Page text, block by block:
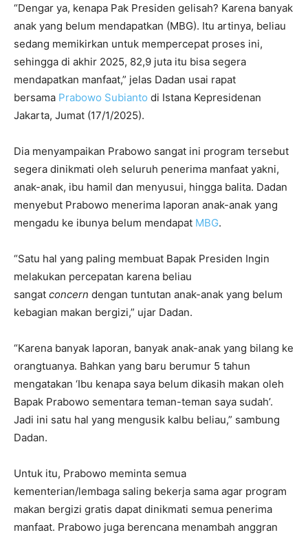
“Dengar ya, kenapa Pak Presiden gelisah? Karena banyak
anak yang belum mendapatkan (MBG). Itu artinya, beliau
sedang memikirkan untuk mempercepat proses ini,
sehingga di akhir 2025, 82,9 juta itu bisa segera
mendapatkan manfaat,” jelas Dadan usai rapat
bersama Prabowo Subianto di Istana Kepresidenan
Jakarta, Jumat (17/1/2025).
Dia menyampaikan Prabowo sangat ini program tersebut
segera dinikmati oleh seluruh penerima manfaat yakni,
anak-anak, ibu hamil dan menyusui, hingga balita. Dadan
menyebut Prabowo menerima laporan anak-anak yang
mengadu ke ibunya belum mendapat MBG.
“Satu hal yang paling membuat Bapak Presiden Ingin
melakukan percepatan karena beliau
sangat concern dengan tuntutan anak-anak yang belum
kebagian makan bergizi,” ujar Dadan.
“Karena banyak laporan, banyak anak-anak yang bilang ke
orangtuanya. Bahkan yang baru berumur 5 tahun
mengatakan ‘Ibu kenapa saya belum dikasih makan oleh
Bapak Prabowo sementara teman-teman saya sudah’.
Jadi ini satu hal yang mengusik kalbu beliau,” sambung
Dadan.
Untuk itu, Prabowo meminta semua
kementerian/lembaga saling bekerja sama agar program
makan bergizi gratis dapat dinikmati semua penerima
manfaat. Prabowo juga berencana menambah anggran